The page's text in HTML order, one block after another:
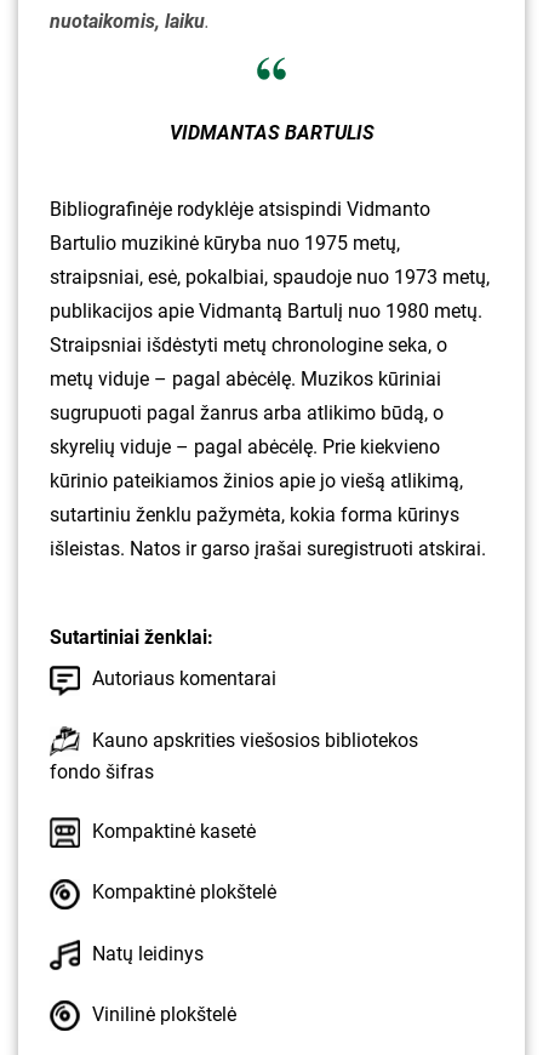
nuotaikomis, laiku.
VIDMANTAS BARTULIS
Bibliografinėje rodyklėje atsispindi Vidmanto
Bartulio muzikinė kūryba nuo 1975 metų,
straipsniai, esė, pokalbiai, spaudoje nuo 1973 metų,
publikacijos apie Vidmantą Bartulį nuo 1980 metų.
Straipsniai išdėstyti metų chronologine seka, o
metų viduje – pagal abėcėlę. Muzikos kūriniai
sugrupuoti pagal žanrus arba atlikimo būdą, o
skyrelių viduje – pagal abėcėlę. Prie kiekvieno
kūrinio pateikiamos žinios apie jo viešą atlikimą,
sutartiniu ženklu pažymėta, kokia forma kūrinys
išleistas. Natos ir garso įrašai suregistruoti atskirai.
Sutartiniai ženklai:
Autoriaus komentarai
Kauno apskrities viešosios bibliotekos
fondo šifras
Kompaktinė kasetė
Kompaktinė plokštelė
Natų leidinys
Vinilinė plokštelė